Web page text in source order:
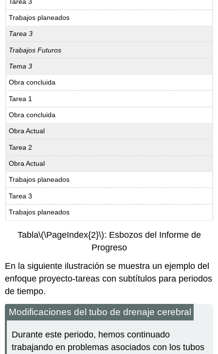
Trabajos planeados
Tarea 3
Trabajos Futuros
Tema 3
Obra concluida
Tarea 1
Obra concluida
Obra Actual
Tarea 2
Obra Actual
Trabajos planeados
Tarea 3
Trabajos planeados
Tabla\(\PageIndex{2}\): Esbozos del Informe de
Progreso
En la siguiente ilustración se muestra un ejemplo del
enfoque proyecto-tareas con subtítulos para periodos
de tiempo.
Modificaciones del tubo de drenaje cerebral
Durante este periodo, hemos continuado
trabajando en problemas asociados con los tubos